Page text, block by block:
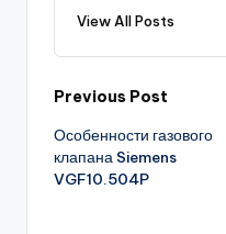
View All Posts
Post
navigation
Previous Post
Особенности газового
клапана Siemens
VGF10.504P